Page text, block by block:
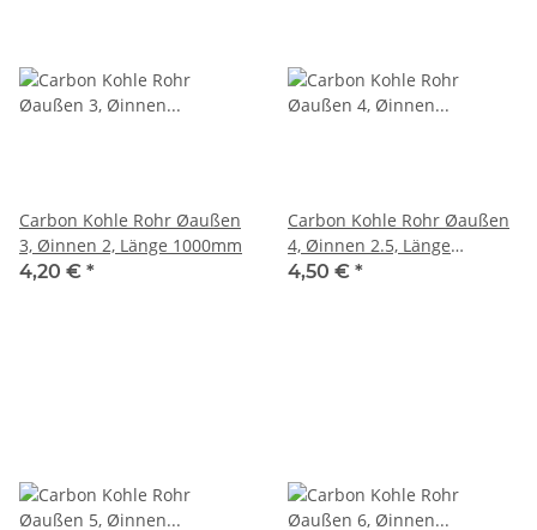
Carbon Kohle Rohr Øaußen
3, Øinnen 2, Länge 1000mm
4,20 € *
Carbon Kohle Rohr Øaußen
4, Øinnen 2.5, Länge
1000mm
4,50 € *